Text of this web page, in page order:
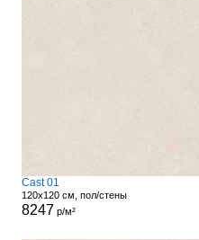
Cast 01
120x120 см, пол/стены
8247 р/м²